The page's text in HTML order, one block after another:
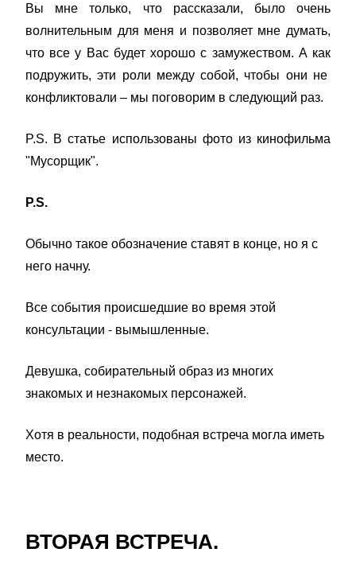
Вы мне только, что рассказали, было очень
волнительным для меня и позволяет мне думать,
что все у Вас будет хорошо с замужеством. А как
подружить, эти роли между собой, чтобы они не
конфликтовали – мы поговорим в следующий раз.
P.S. В статье использованы фото из кинофильма
"Мусорщик".
P.S.
Обычно такое обозначение ставят в конце, но я с
него начну.
Все события происшедшие во время этой
консультации - вымышленные.
Девушка, собирательный образ из многих
знакомых и незнакомых персонажей.
Хотя в реальности, подобная встреча могла иметь
место.
ВТОРАЯ ВСТРЕЧА.